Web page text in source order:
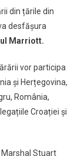
din țările din
desfășura
Marriott.
vor participa
și Herțegovina,
România,
Croației și
Stuart